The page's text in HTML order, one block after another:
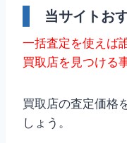
当サイトお
一括査定を使えば
買取店を見つける
買取店の査定価格
しょう。